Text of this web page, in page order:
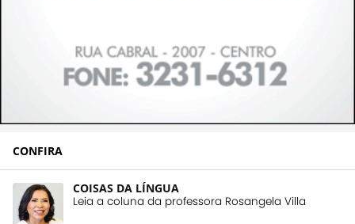
CONFIRA
COISAS DA LÍNGUA
Leia a coluna da professora Rosangela Villa